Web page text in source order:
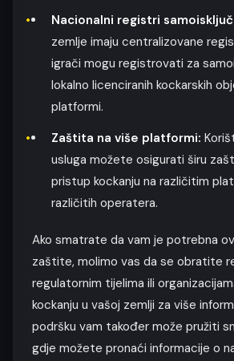
Nacionalni registri
zemlje imaju centralizovane
igrači mogu registrovati za
lokalno licenciranih kockarskih
platformi.
Zaštita na više platformi:
usluga možete osigurati širu
pristup kockanju na različitim
različitih operatera.
Ako smatrate da vam je potrebna
zaštite, molimo vas da se obratite
regulatornim tijelima ili
kockanju u vašoj zemlji za više
podršku vam također može pružiti
gdje možete pronaći informacije o